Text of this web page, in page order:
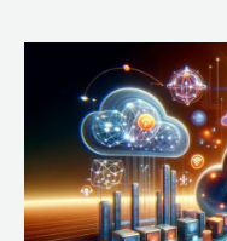
Nuvem:
Google
Cloud,